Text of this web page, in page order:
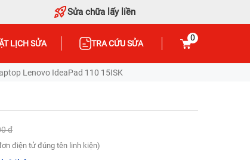
Sửa chữa lấy liền
LỊCH SỬA TRA CỨU SỬA
0
Lenovo IdeaPad 110 15ISK
đ
điện tử đúng tên linh kiện)